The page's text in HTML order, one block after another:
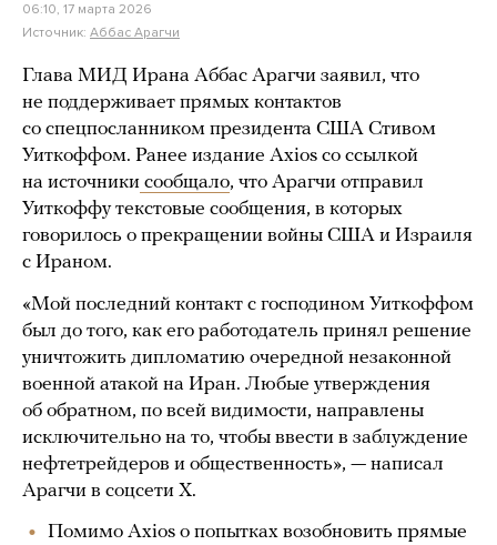
06:10, 17 марта 2026
Источник: Аббас Арагчи
Глава МИД Ирана Аббас Арагчи заявил, что
не поддерживает прямых контактов
со спецпосланником президента США Стивом
Уиткоффом. Ранее издание Axios со ссылкой
на источники сообщало, что Арагчи отправил
Уиткоффу текстовые сообщения, в которых
говорилось о прекращении войны США и Израиля
с Ираном.
«Мой последний контакт с господином Уиткоффом
был до того, как его работодатель принял решение
уничтожить дипломатию очередной незаконной
военной атакой на Иран. Любые утверждения
об обратном, по всей видимости, направлены
исключительно на то, чтобы ввести в заблуждение
нефтетрейдеров и общественность», — написал
Арагчи в соцсети X.
Помимо Axios о попытках возобновить прямые